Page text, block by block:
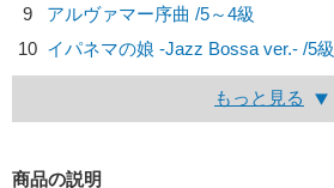
9
アルヴァマー序曲 /5～4級
10 イパネマの娘 -Jazz Bossa ver.- /5級
もっと見る
商品の説明